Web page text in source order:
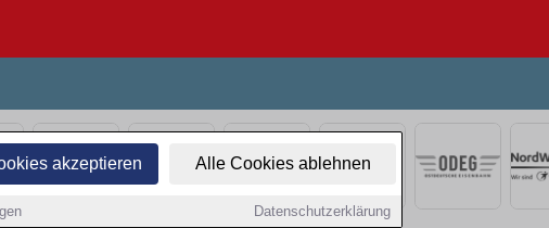
akzeptieren Alle Cookies ablehnen
Datenschutzerklärung